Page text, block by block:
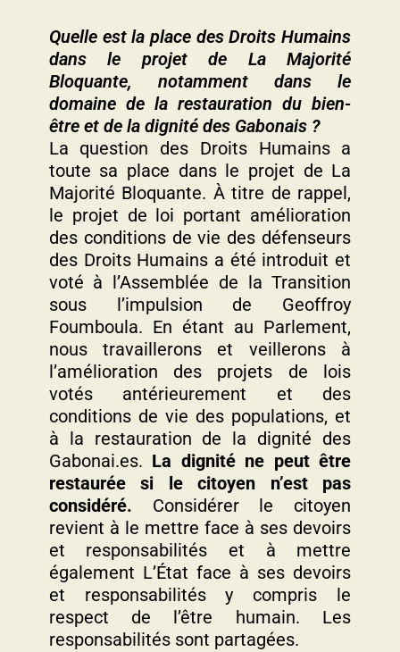
Quelle est la place des Droits Humains
dans le projet de La Majorité
Bloquante, notamment dans le
domaine de la restauration du bien-
être et de la dignité des Gabonais ?
La question des Droits Humains a
toute sa place dans le projet de La
Majorité Bloquante. À titre de rappel,
le projet de loi portant amélioration
des conditions de vie des défenseurs
des Droits Humains a été introduit et
voté à l’Assemblée de la Transition
sous l’impulsion de Geoffroy
Foumboula. En étant au Parlement,
nous travaillerons et veillerons à
l’amélioration des projets de lois
votés antérieurement et des
conditions de vie des populations, et
à la restauration de la dignité des
Gabonai.es. La dignité ne peut être
restaurée si le citoyen n’est pas
considéré. Considérer le citoyen
revient à le mettre face à ses devoirs
et responsabilités et à mettre
également L’État face à ses devoirs
et responsabilités y compris le
respect de l’être humain. Les
responsabilités sont partagées.